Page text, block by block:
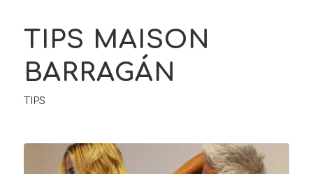
TIPS MAISON
BARRAGÁN
TIPS